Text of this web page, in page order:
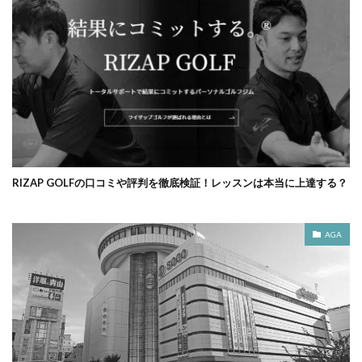
RIZAP GOLFの口コミや評判を徹底検証！レッスンは本当に上達する？
AGA